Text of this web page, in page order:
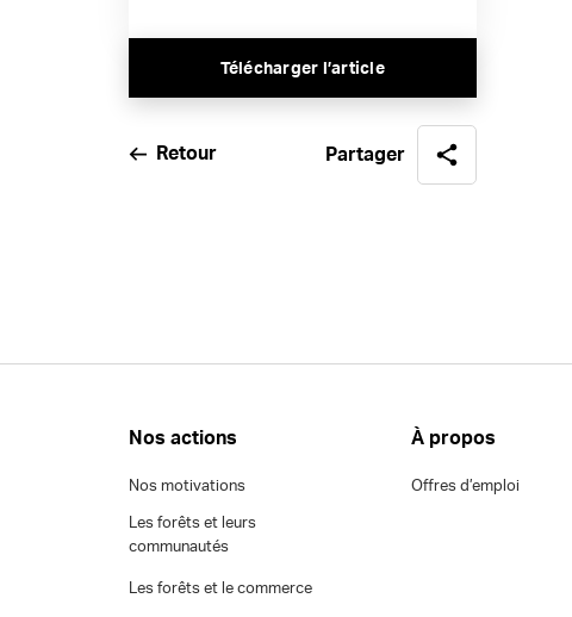
Télécharger l’article
Retour Partager
Nos actions
Nos motivations
Les forêts et leurs
communautés
Les forêts et le commerce
À propos
Offres d’emploi